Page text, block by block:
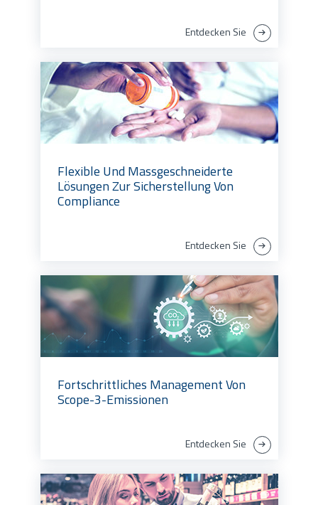
Entdecken Sie
Flexible Und Massgeschneiderte
Lösungen Zur Sicherstellung Von
Compliance
Entdecken Sie
Fortschrittliches Management Von
Scope-3-Emissionen
Entdecken Sie